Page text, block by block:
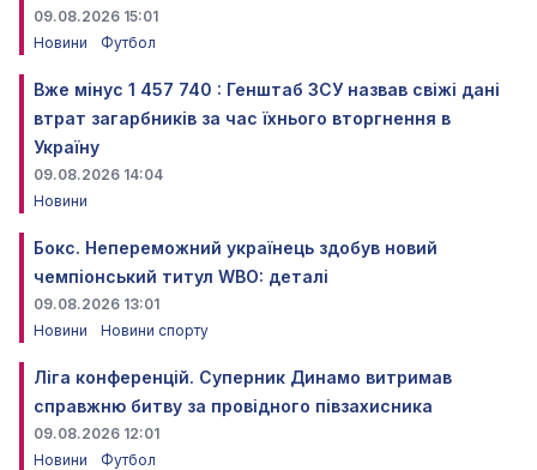
09.08.2026 15:01
Новини
Футбол
Вже мінус 1 457 740 : Генштаб ЗСУ назвав свіжі дані
втрат загарбників за час їхнього вторгнення в
Україну
09.08.2026 14:04
Новини
Бокс. Непереможний українець здобув новий
чемпіонський титул WBO: деталі
09.08.2026 13:01
Новини
Новини спорту
Ліга конференцій. Суперник Динамо витримав
справжню битву за провідного півзахисника
09.08.2026 12:01
Новини
Футбол